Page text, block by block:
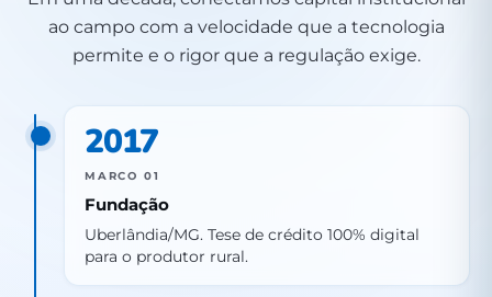
ao campo com a velocidade que a tecnologia
permite e o rigor que a regulação exige.
2017
MARCO 01
Fundação
Uberlândia/MG. Tese de crédito 100% digital
para o produtor rural.